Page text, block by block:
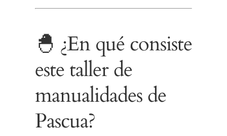
🐣 ¿En qué consiste
este taller de
manualidades de
Pascua?